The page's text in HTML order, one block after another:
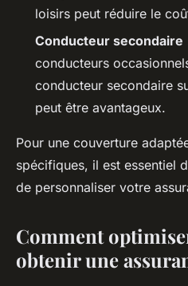
loisirs peut réduire le
Conducteur secondaire
conducteurs
conducteur secondaire
peut être avantageux.
Pour une couverture
spécifiques, il est essentiel
de personnaliser votre
Comment
obtenir une